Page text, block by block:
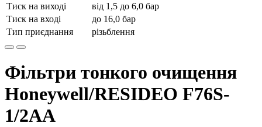
Тиск на виході
від 1,5 до 6,0 бар
Тиск на вході
до 16,0 бар
Тип приєднання
різьблення
Фільтри тонкого очищення
Honeywell/RESIDEO F76S-
1/2AA